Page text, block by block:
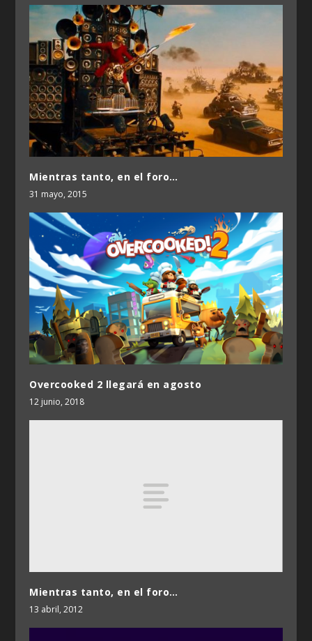
Mientras tanto, en el foro…
31 mayo, 2015
Overcooked 2 llegará en agosto
12 junio, 2018
Mientras tanto, en el foro…
13 abril, 2012